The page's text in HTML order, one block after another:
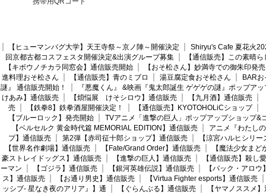
【ヒューマンバグ大学】天王寺祭～京ノ陣～開催決定
Shiryu's Cafe 夏花火
回京都古都コスフェスタ開催決定&出演グループ募集
【通信販売】この素晴
【キボウノチカラ同窓会】通信販売開始
【おそ松さん】妙満寺での御朱印発売
進料理おそ松さん
【通信販売】青のミブロ 湯豆腐定食おそ松さん
BAR
謎』 通信販売開始！
『悪魔くん』 &映画『鬼太郎誕生 ゲゲゲの謎』ポップア
けあみ】通信販売
【煩悩展 けそシロウ】通信販売 【九月酒】通信販売
売
【鉄拳8】鉄拳酒屋開催決定！ 【通信販売】KYOTOHOLiCショップ
【ブルーロック】発売開始
TVアニメ「進撃の巨人」ポップアップショップ&
【ベルセルク 黄金時代篇 MEMORIAL EDITION】通信販売
アニメ『わたし
プ】通信販売
第2弾【赤司征十郎ショップ】通信販売
【涼宮ハルヒシリ
【世界名作劇場】通信販売
【Fate/Grand Order】通信販売
【魔法少女ま
豪ストレイドッグス】通信販売
【進撃の巨人】通信販売
【通信販売】殺し愛
ーマン
【ゴジラ】通信販売 【銀河英雄伝説】通信販売
【バック・アロウ
ス】通信販売
【お通り男史】通信販売
【Virtua Fighter esports】通信販売
ッシブ- 星なき夜のアリア』】通
【ぐらんぶる】通信販売
【ヤマノススメ